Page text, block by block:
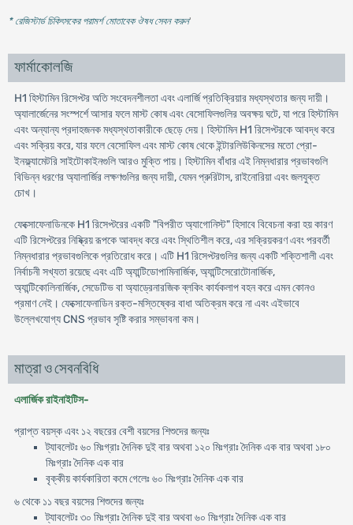
* রেজিস্টার্ড চিকিৎসকের পরামর্শ মোতাবেক ঔষধ সেবন করুন'
ফার্মাকোলজি
H1 হিস্টামিন রিসেপ্টর অতি সংবেদনশীলতা এবং এলার্জি প্রতিক্রিয়ার মধ্যস্থতার জন্য দায়ী।
অ্যালার্জেনের সংস্পর্শে আসার ফলে মাস্ট কোষ এবং বেসোফিলগুলির অবক্ষয় ঘটে, যা পরে হিস্টামিন
এবং অন্যান্য প্রদাহজনক মধ্যস্থতাকারীকে ছেড়ে দেয়। হিস্টামিন H1 রিসেপ্টরকে আবদ্ধ করে
এবং সক্রিয় করে, যার ফলে বেসোফিল এবং মাস্ট কোষ থেকে ইন্টারলিউকিনসের মতো প্রো-
ইনফ্ল্যামেটরি সাইটোকাইনগুলি আরও মুক্তি পায়। হিস্টামিন বাঁধার এই নিম্নধারার প্রভাবগুলি
বিভিন্ন ধরণের অ্যালার্জির লক্ষণগুলির জন্য দায়ী, যেমন প্রুরিটাস, রাইনোরিয়া এবং জলযুক্ত
চোখ।
ফেক্সোফেনাডিনকে H1 রিসেপ্টরের একটি "বিপরীত অ্যাগোনিস্ট" হিসাবে বিবেচনা করা হয় কারণ
এটি রিসেপ্টরের নিষ্ক্রিয় রূপকে আবদ্ধ করে এবং স্থিতিশীল করে, এর সক্রিয়করণ এবং পরবর্তী
নিম্নধারার প্রভাবগুলিকে প্রতিরোধ করে। এটি H1 রিসেপ্টরগুলির জন্য একটি শক্তিশালী এবং
নির্বাচনী সখ্যতা রয়েছে এবং এটি অ্যান্টিডোপামিনার্জিক, অ্যান্টিসেরোটোনার্জিক,
অ্যান্টিকোলিনার্জিক, সেডেটিভ বা অ্যাড্রেনারজিক ব্লকিং কার্যকলাপ বহন করে এমন কোনও
প্রমাণ নেই। ফেক্সোফেনাডিন রক্ত-মস্তিষ্কের বাধা অতিক্রম করে না এবং এইভাবে
উল্লেখযোগ্য CNS প্রভাব সৃষ্টি করার সম্ভাবনা কম।
মাত্রা ও সেবনবিধি
এলার্জিক রাইনাইটিস-
প্রাপ্ত বয়স্ক এবং ১২ বছরের বেশী বয়সের শিশুদের জন্যঃ
ট্যাবলেটঃ ৬০ মিঃগ্রাঃ দৈনিক দুই বার অথবা ১২০ মিঃগ্রাঃ দৈনিক এক বার অথবা ১৮০
মিঃগ্রাঃ দৈনিক এক বার
বৃক্কীয় কার্যকারিতা কমে গেলেঃ ৬০ মিঃগ্রাঃ দৈনিক এক বার
৬ থেকে ১১ বছর বয়সের শিশুদের জন্যঃ
ট্যাবলেটঃ ৩০ মিঃগ্রাঃ দৈনিক দুই বার অথবা ৬০ মিঃগ্রাঃ দৈনিক এক বার